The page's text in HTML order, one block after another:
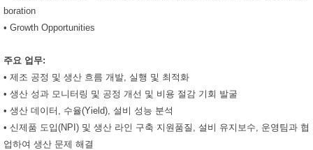
boration
• Growth Opportunities
주요 업무:
• 제조 공정 및 생산 흐름 개발, 실행 및 최적화
• 생산 성과 모니터링 및 공정 개선 및 비용 절감 기회 발굴
• 생산 데이터, 수율(Yield), 설비 성능 분석
• 신제품 도입(NPI) 및 생산 라인 구축 지원품질, 설비 유지보수, 운영팀과 협
업하여 생산 문제 해결